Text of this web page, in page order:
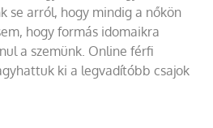
se arról, hogy mindig a nőkön
hogy formás idomaikra
a szemünk. Online férfi
ki a legvadítóbb csajok